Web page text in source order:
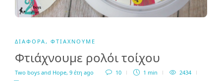
ΔΙΆΦΟΡΑ , ΦΤΙΆΧΝΟΥΜΕ
Φτιάχνουμε ρολόι τοίχου
Two boys and Hope, 9 έτη ago 10 1 min 2434